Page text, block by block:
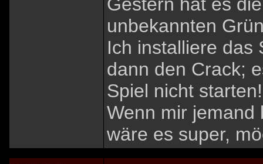
Gestern hat es
unbekannten
Ich installiere das
dann den Crack;
Spiel nicht
Wenn mir jemand
wäre es super,